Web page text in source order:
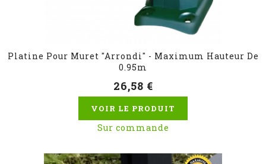
Platine Pour Muret "Arrondi" - Maximum Hauteur De
0.95m
26,58 €
VOIR LE PRODUIT
Sur commande